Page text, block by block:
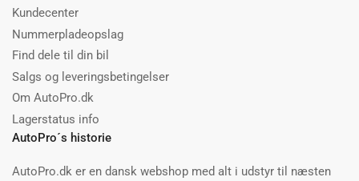
Kundecenter
Nummerpladeopslag
Find dele til din bil
Salgs og leveringsbetingelser
Om AutoPro.dk
Lagerstatus info
AutoPro´s historie
AutoPro.dk er en dansk webshop med alt i udstyr til næsten